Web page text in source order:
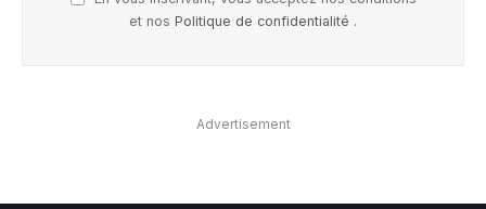
et nos Politique de confidentialité .
Advertisement